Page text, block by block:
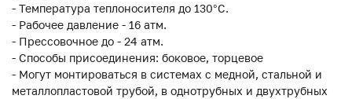
- Температура теплоносителя до 130°C.
- Рабочее давление - 16 атм.
- Прессовочное до - 24 атм.
- Способы присоединения: боковое, торцевое
- Могут монтироваться в системах с медной, стальной и
металлопластовой трубой, в однотрубных и двухтрубных